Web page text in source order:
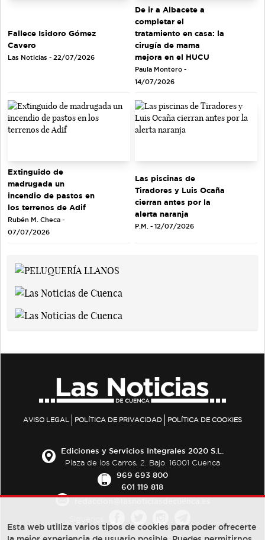
Fallece Isidoro Gómez
Cavero
Las Noticias - 22/07/2026
De ir a Albacete a
completar el
tratamiento en casa: la
cirugía de mama
mejora en el HUCU
Paula Montero -
14/07/2026
Extinguido de
madrugada un
incendio de pastos en
los terrenos de Adif
Rubén M. Checa -
07/07/2026
Las piscinas de
Tiradores y Luis Ocaña
cierran antes por la
alerta naranja
P.M. - 12/07/2026
AVISO LEGAL POLÍTICA DE PRIVACIDAD POLÍTICA DE COOKIES
Ediciones y Servicios Integrales 2020 S.L.
Plaza de los Carros, 2. Bajo. 16001 Cuenca
969 693 800
601 119 818
Esta web utiliza varios tipos de cookies para poder ofrecerte